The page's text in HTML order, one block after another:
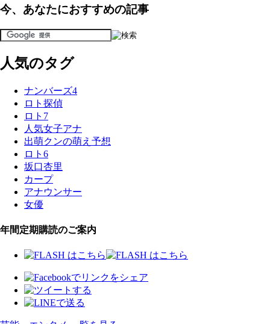
今、あなたにおすすめの記事
人気のタグ
ナンバーズ4
ロト探偵
ロト7
人気女子アナ
出萌クンの萌え予想
ロト6
坂口杏里
カープ
アナウンサー
女優
年間定期購読のご案内